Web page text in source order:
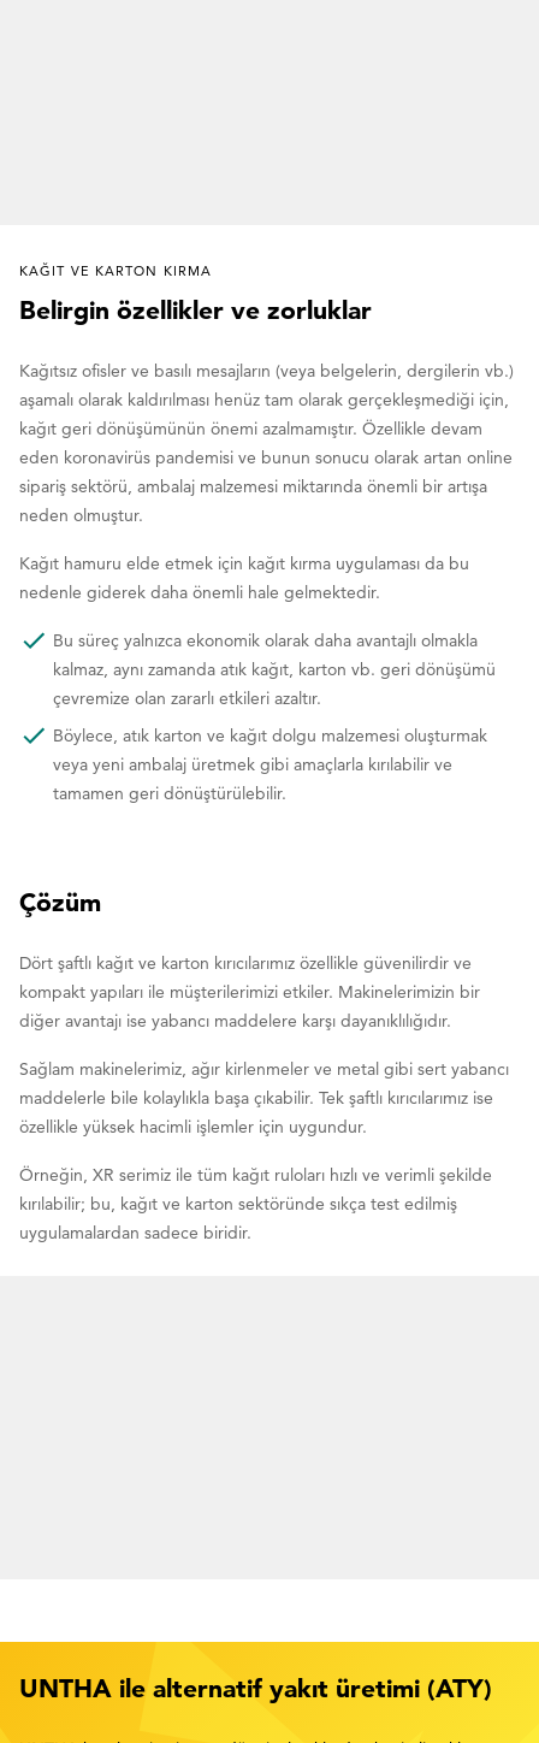
KAĞIT VE KARTON KIRMA
Belirgin özellikler ve zorluklar
Kağıtsız ofisler ve basılı mesajların (veya belgelerin, dergilerin vb.)
aşamalı olarak kaldırılması henüz tam olarak gerçekleşmediği için,
kağıt geri dönüşümünün önemi azalmamıştır. Özellikle devam
eden koronavirüs pandemisi ve bunun sonucu olarak artan online
sipariş sektörü, ambalaj malzemesi miktarında önemli bir artışa
neden olmuştur.
Kağıt hamuru elde etmek için kağıt kırma uygulaması da bu
nedenle giderek daha önemli hale gelmektedir.
Bu süreç yalnızca ekonomik olarak daha avantajlı olmakla
kalmaz, aynı zamanda atık kağıt, karton vb. geri dönüşümü
çevremize olan zararlı etkileri azaltır.
Böylece, atık karton ve kağıt dolgu malzemesi oluşturmak
veya yeni ambalaj üretmek gibi amaçlarla kırılabilir ve
tamamen geri dönüştürülebilir.
Çözüm
Dört şaftlı kağıt ve karton kırıcılarımız özellikle güvenilirdir ve
kompakt yapıları ile müşterilerimizi etkiler. Makinelerimizin bir
diğer avantajı ise yabancı maddelere karşı dayanıklılığıdır.
Sağlam makinelerimiz, ağır kirlenmeler ve metal gibi sert yabancı
maddelerle bile kolaylıkla başa çıkabilir. Tek şaftlı kırıcılarımız ise
özellikle yüksek hacimli işlemler için uygundur.
Örneğin, XR serimiz ile tüm kağıt ruloları hızlı ve verimli şekilde
kırılabilir; bu, kağıt ve karton sektöründe sıkça test edilmiş
uygulamalardan sadece biridir.
UNTHA ile alternatif yakıt üretimi (ATY)